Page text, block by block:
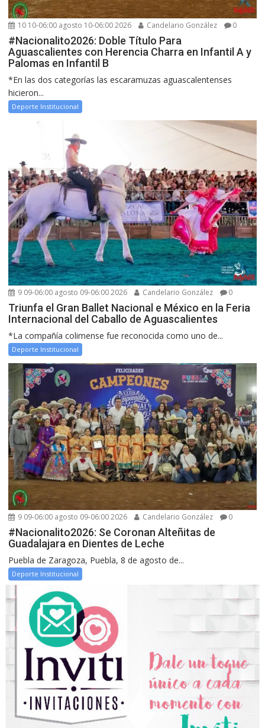
10 10-06:00 agosto 10-06:00 2026 Candelario González 0
#Nacionalito2026: Doble Título Para
Aguascalientes con Herencia Charra en Infantil A y
Palomas en Infantil B
*En las dos categorías las escaramuzas aguascalentenses
hicieron...
Deporte Institucional
9 09-06:00 agosto 09-06:00 2026 Candelario González 0
Triunfa el Gran Ballet Nacional e México en la Feria
Internacional del Caballo de Aguascalientes
*La compañía colimense fue reconocida como uno de...
Deporte Institucional
9 09-06:00 agosto 09-06:00 2026 Candelario González 0
#Nacionalito2026: Se Coronan Alteñitas de
Guadalajara en Dientes de Leche
Puebla de Zaragoza, Puebla, 8 de agosto de...
Deporte Institucional